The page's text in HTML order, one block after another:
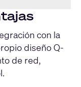
con la
diseño Q-
de red,